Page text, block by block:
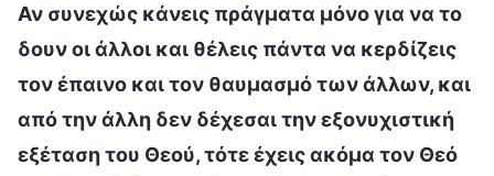
Αν συνεχώς κάνεις πράγματα μόνο για να το
δουν οι άλλοι και θέλεις πάντα να κερδίζεις
τον έπαινο και τον θαυμασμό των άλλων, και
από την άλλη δεν δέχεσαι την εξονυχιστική
εξέταση του Θεού, τότε έχεις ακόμα τον Θεό